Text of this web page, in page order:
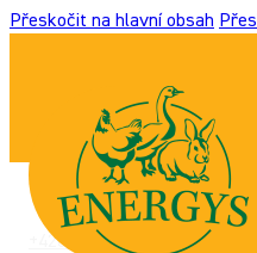
Přeskočit na hlavní obsah
+420 517 307 701